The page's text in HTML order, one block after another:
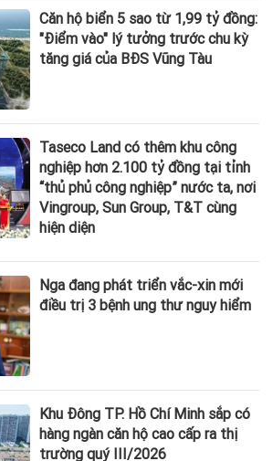
Căn hộ biển 5 sao từ 1,99 tỷ đồng:
"Điểm vào" lý tưởng trước chu kỳ
tăng giá của BĐS Vũng Tàu
Taseco Land có thêm khu công
nghiệp hơn 2.100 tỷ đồng tại tỉnh
“thủ phủ công nghiệp” nước ta, nơi
Vingroup, Sun Group, T&T cùng
hiện diện
Nga đang phát triển vắc-xin mới
điều trị 3 bệnh ung thư nguy hiểm
Khu Đông TP. Hồ Chí Minh sắp có
hàng ngàn căn hộ cao cấp ra thị
trường quý III/2026